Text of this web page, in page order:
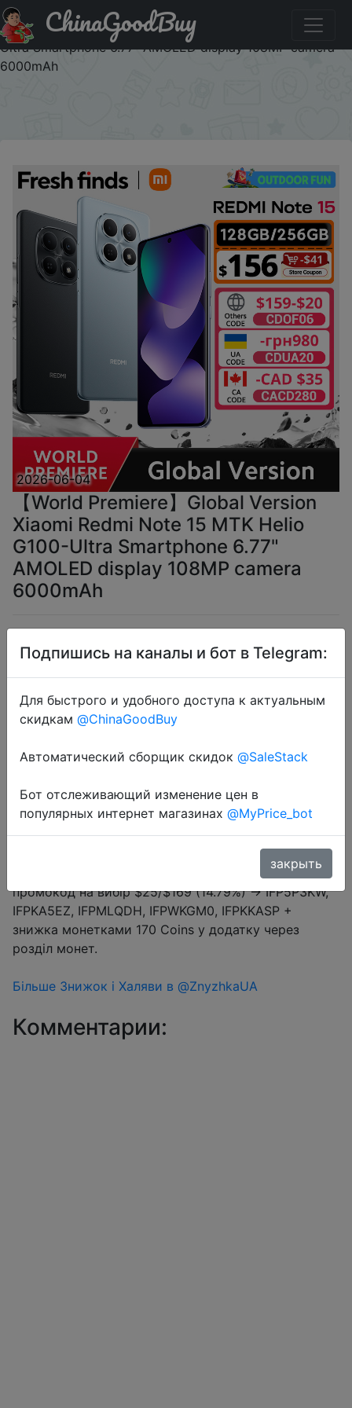
Код на скидку :5IU6GTODQGT9 【World Premiere】
Global Version Xiaomi Redmi Note 15 MTK Helio G100-
Ultra Smartphone 6.77" AMOLED display 108MP camera
6000mAh
ChinaGoodBuy
2026-06-04
【World Premiere】Global Version
Xiaomi Redmi Note 15 MTK Helio
G100-Ultra Smartphone 6.77"
AMOLED display 108MP camera
6000mAh
$133.4
Промокод: "5IU6GTODQGT9"
Перейти в магазин
Купон продавця $10 (промокод 5IU6GTODQGT9) +
промокод на вибір $25/$169 (14.79%) → IFP5P3KW,
IFPKA5EZ, IFPMLQDH, IFPWKGM0, IFPKKASP +
знижка монетками 170 Coins у додатку через
розділ монет.
Більше Знижок і Халяви в @ZnyzhkaUA
Комментарии:
Подпишись на каналы и бот в Telegram:
Для быстрого и удобного доступа к актуальным
скидкам @ChinaGoodBuy
Автоматический сборщик скидок @SaleStack
Бот отслеживающий изменение цен в
популярных интернет магазинах @MyPrice_bot
закрыть